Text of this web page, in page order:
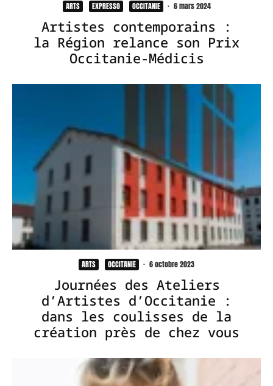
ARTS EXPRESSO OCCITANIE · 6 mars 2024
Artistes contemporains :
la Région relance son Prix
Occitanie-Médicis
ARTS OCCITANIE · 6 octobre 2023
Journées des Ateliers
d’Artistes d’Occitanie :
dans les coulisses de la
création près de chez vous